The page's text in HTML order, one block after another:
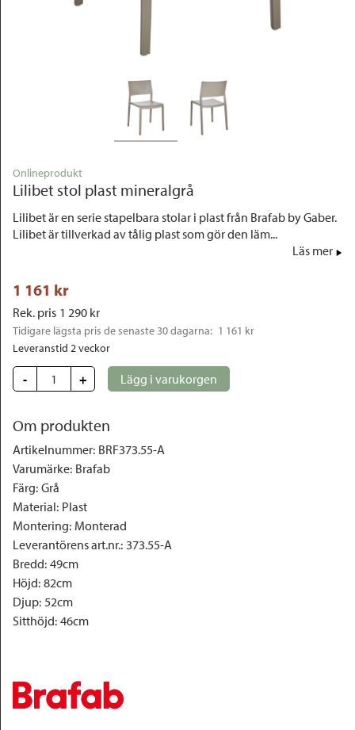
Onlineprodukt
Lilibet stol plast mineralgrå
Lilibet är en serie stapelbara stolar i plast från Brafab by Gaber.
Lilibet är tillverkad av tålig plast som gör den läm...
Läs mer
1 161 kr
Rek. pris 1 290 kr
Tidigare lägsta pris de senaste 30 dagarna: 1 161 kr
Leveranstid 2 veckor
- + Lägg i varukorgen
Om produkten
Artikelnummer: BRF373.55-A
Varumärke: Brafab
Färg: Grå
Material: Plast
Montering: Monterad
Leverantörens art.nr.: 373.55-A
Bredd: 49cm
Höjd: 82cm
Djup: 52cm
Sitthöjd: 46cm